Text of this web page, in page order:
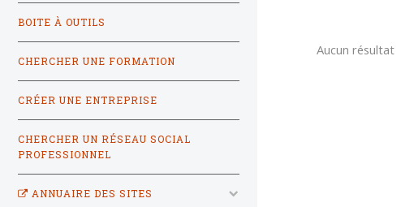
Aucun résultat
BOITE À OUTILS
CHERCHER UNE FORMATION
CRÉER UNE ENTREPRISE
CHERCHER UN RÉSEAU SOCIAL
PROFESSIONNEL
ANNUAIRE DES SITES